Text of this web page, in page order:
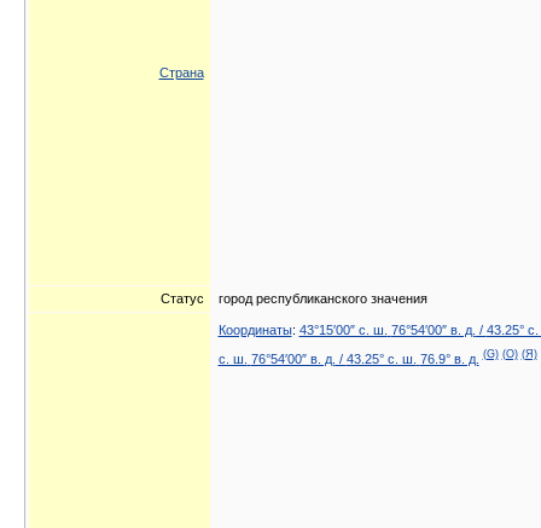
Страна
Статус город республиканского значения
Координаты: 43°15′00″ с. ш. 76°54′00″ в. д. / 43.25°
с. ш. 76°54′00″ в. д. / 43.25° с. ш. 76.9° в. д. (G) (O) (Я)